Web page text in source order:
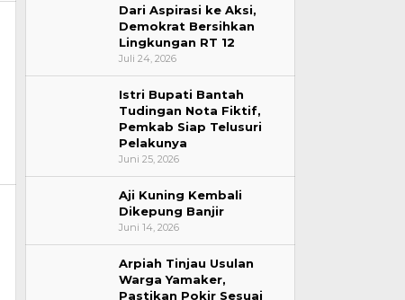
Dari Aspirasi ke Aksi,
Demokrat Bersihkan
Lingkungan RT 12
Juli 24, 2026
Istri Bupati Bantah
Tudingan Nota Fiktif,
Pemkab Siap Telusuri
Pelakunya
Juni 25, 2026
Aji Kuning Kembali
Dikepung Banjir
Juni 14, 2026
Arpiah Tinjau Usulan
Warga Yamaker,
Pastikan Pokir Sesuai